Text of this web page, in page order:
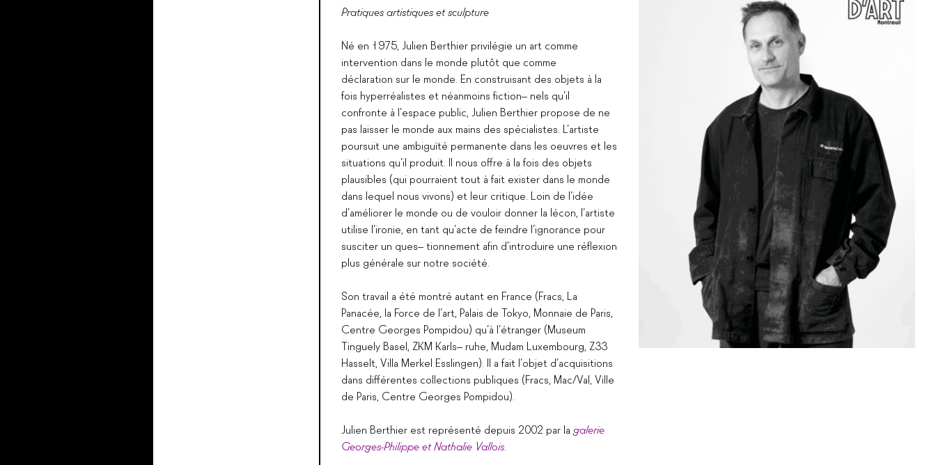
Pratiques artistiques et sculpture
Né en 1975, Julien Berthier privilégie un art comme
intervention dans le monde plutôt que comme
déclaration sur le monde. En construisant des objets à la
fois hyperréalistes et néanmoins fiction– nels qu’il
confronte à l’espace public, Julien Berthier propose de ne
pas laisser le monde aux mains des spécialistes. L’artiste
poursuit une ambiguïté permanente dans les oeuvres et les
situations qu’il produit. Il nous offre à la fois des objets
plausibles (qui pourraient tout à fait exister dans le monde
dans lequel nous vivons) et leur critique. Loin de l’idée
d’améliorer le monde ou de vouloir donner la lécon, l’artiste
utilise l’ironie, en tant qu’acte de feindre l’ignorance pour
susciter un ques–tionnement afin d’introduire une réflexion
plus générale sur notre société.
Son travail a été montré autant en France (Fracs, La
Panacée, la Force de l’art, Palais de Tokyo, Monnaie de Paris,
Centre Georges Pompidou) qu’à l’étranger (Museum
Tinguely Basel, ZKM Karls– ruhe, Mudam Luxembourg, Z33
Hasselt, Villa Merkel Esslingen). Il a fait l’objet d’acquisitions
dans différentes collections publiques (Fracs, Mac/Val, Ville
de Paris, Centre Georges Pompidou).
Julien Berthier est représenté depuis 2002 par la galerie
Georges-Philippe et Nathalie Vallois